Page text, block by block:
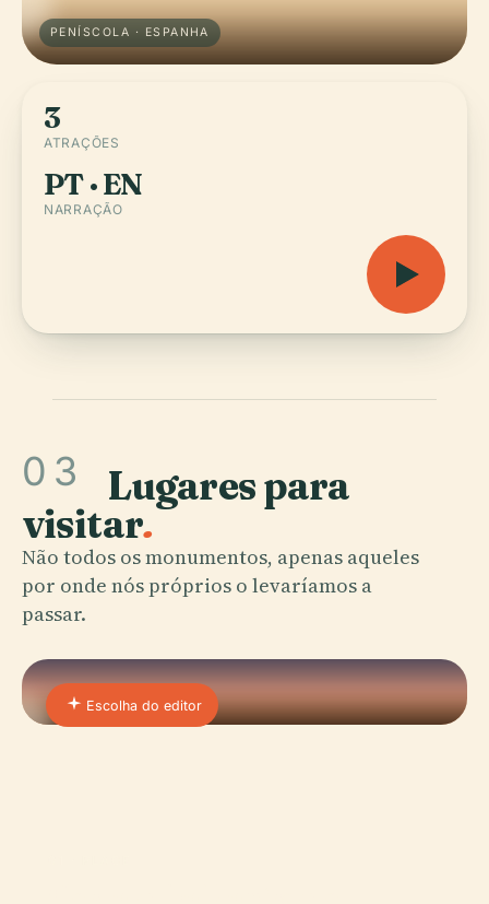
PENÍSCOLA · ESPANHA
3
ATRAÇÕES
PT · EN
NARRAÇÃO
03 Lugares para
visitar.
Não todos os monumentos, apenas aqueles
por onde nós próprios o levaríamos a
passar.
Escolha do editor